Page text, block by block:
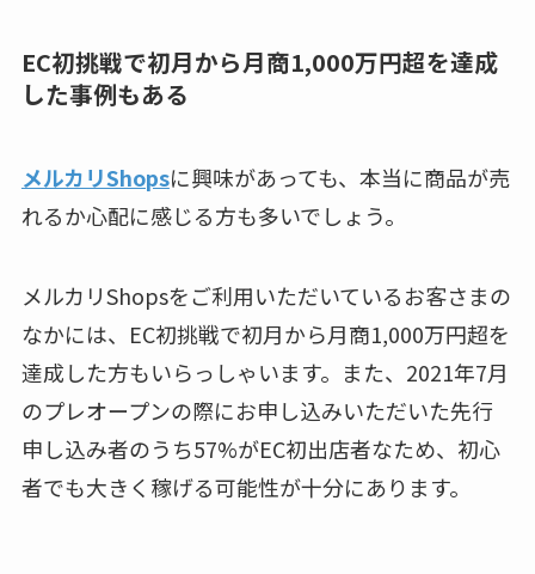
EC初挑戦で初月から月商1,000万円超を達成
した事例もある
メルカリShopsに興味があっても、本当に商品が売
れるか心配に感じる方も多いでしょう。
メルカリShopsをご利用いただいているお客さまの
なかには、EC初挑戦で初月から月商1,000万円超を
達成した方もいらっしゃいます。また、2021年7月
のプレオープンの際にお申し込みいただいた先行
申し込み者のうち57%がEC初出店者なため、初心
者でも大きく稼げる可能性が十分にあります。